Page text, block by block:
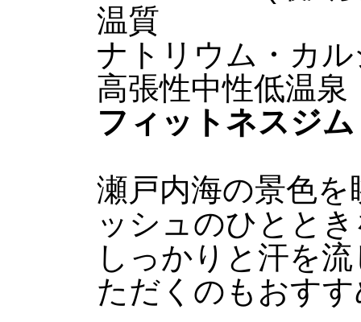
温質
ナトリウム・カ
高張性中性低温泉
フィットネスジム
瀬戸内海の景色
ッシュのひとと
しっかりと汗を
ただくのもおす